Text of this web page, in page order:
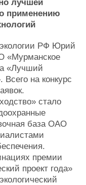
флота
лучшей
применению
РФ Юрий
«Мурманское
«Лучший
Всего на конкурс
стало
база ОАО
премии
проект года»